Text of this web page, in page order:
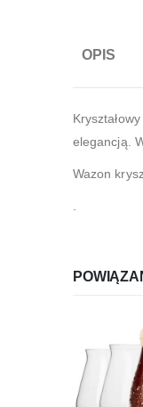
OPIS
elegancją.
Wazon
.